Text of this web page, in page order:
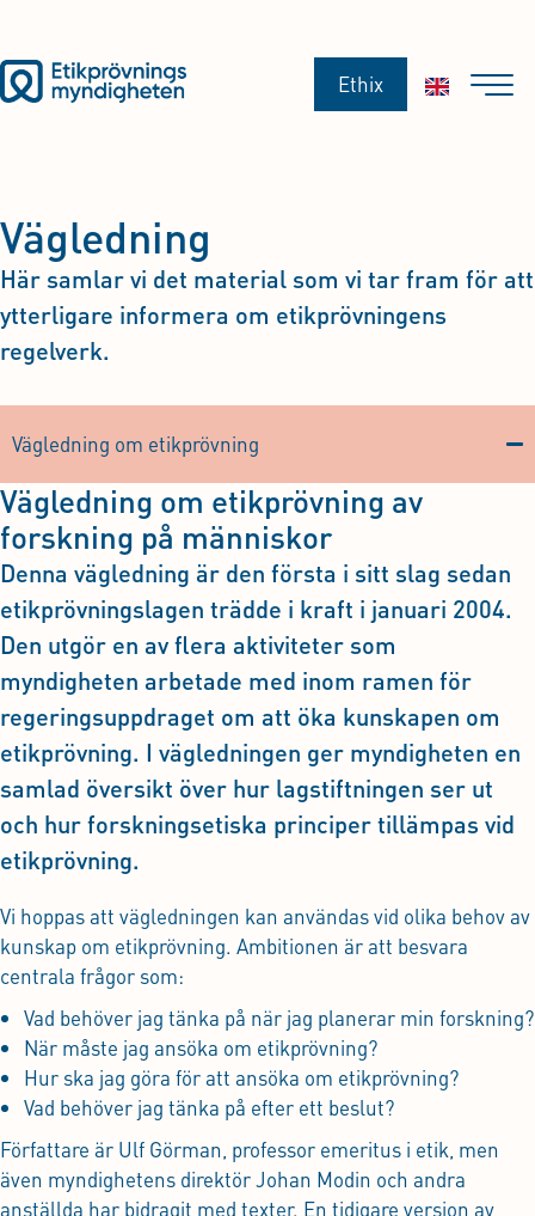
Ethix
Vägledning
Här samlar vi det material som vi tar fram för att
ytterligare informera om etikprövningens
regelverk.
Vägledning om etikprövning
Vägledning om etikprövning av
forskning på människor
Denna vägledning är den första i sitt slag sedan
etikprövningslagen trädde i kraft i januari 2004.
Den utgör en av flera aktiviteter som
myndigheten arbetade med inom ramen för
regeringsuppdraget om att öka kunskapen om
etikprövning. I vägledningen ger myndigheten en
samlad översikt över hur lagstiftningen ser ut
och hur forskningsetiska principer tillämpas vid
etikprövning.
Vi hoppas att vägledningen kan användas vid olika behov av
kunskap om etikprövning. Ambitionen är att besvara
centrala frågor som:
Vad behöver jag tänka på när jag planerar min forskning?
När måste jag ansöka om etikprövning?
Hur ska jag göra för att ansöka om etikprövning?
Vad behöver jag tänka på efter ett beslut?
Författare är Ulf Görman, professor emeritus i etik, men
även myndighetens direktör Johan Modin och andra
anställda har bidragit med texter. En tidigare version av